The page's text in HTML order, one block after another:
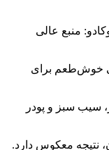
منبع عالی
خوش‌طعم برای
سیب سبز و پودر
نتیجه معکوس دارد.